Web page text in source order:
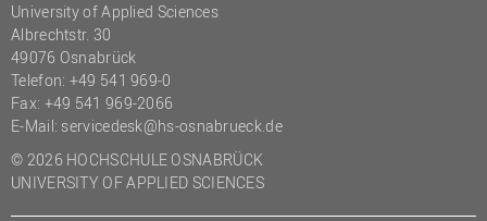
University of Applied Sciences
Albrechtstr. 30
49076 Osnabrück
Telefon: +49 541 969-0
Fax: +49 541 969-2066
E-Mail: servicedesk@hs-osnabrueck.de
© 2026 HOCHSCHULE OSNABRÜCK
UNIVERSITY OF APPLIED SCIENCES